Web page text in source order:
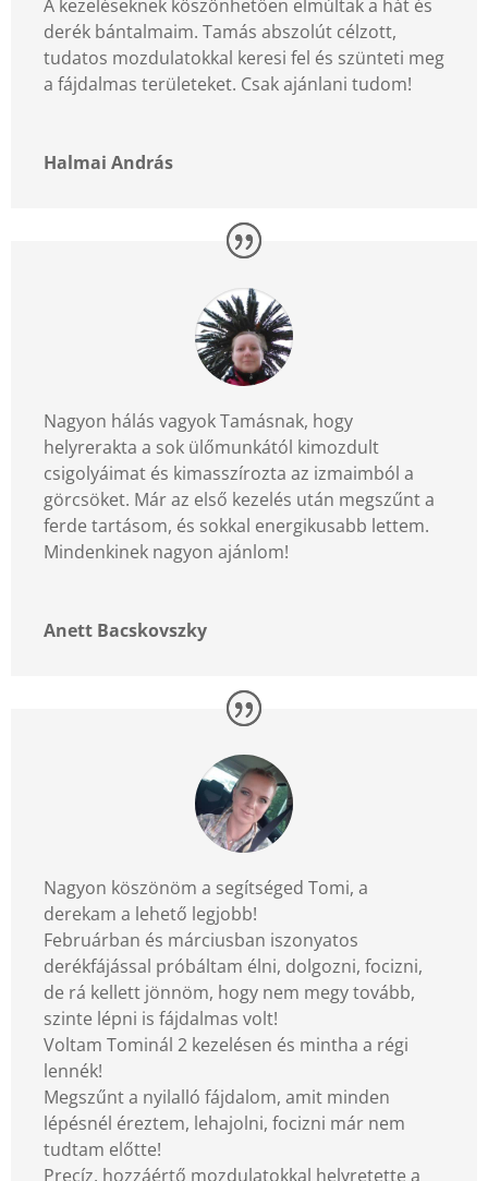
A kezeléseknek köszönhetően elmúltak a hát és
derék bántalmaim. Tamás abszolút célzott,
tudatos mozdulatokkal keresi fel és szünteti meg
a fájdalmas területeket. Csak ajánlani tudom!
Halmai András
Nagyon hálás vagyok Tamásnak, hogy
helyrerakta a sok ülőmunkától kimozdult
csigolyáimat és kimasszírozta az izmaimból a
görcsöket. Már az első kezelés után megszűnt a
ferde tartásom, és sokkal energikusabb lettem.
Mindenkinek nagyon ajánlom!
Anett Bacskovszky
Nagyon köszönöm a segítséged Tomi, a
derekam a lehető legjobb!
Februárban és márciusban iszonyatos
derékfájással próbáltam élni, dolgozni, focizni,
de rá kellett jönnöm, hogy nem megy tovább,
szinte lépni is fájdalmas volt!
Voltam Tominál 2 kezelésen és mintha a régi
lennék!
Megszűnt a nyilalló fájdalom, amit minden
lépésnél éreztem, lehajolni, focizni már nem
tudtam előtte!
Precíz, hozzáértő mozdulatokkal helyretette a